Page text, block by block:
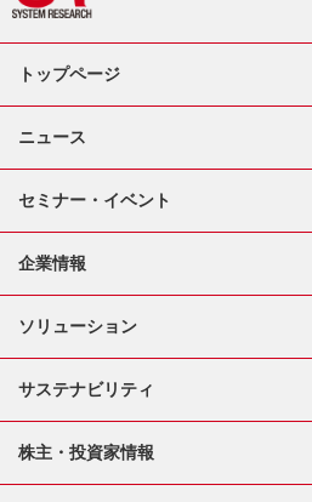
トップページ
ニュース
セミナー・イベント
企業情報
ソリューション
サステナビリティ
株主・投資家情報